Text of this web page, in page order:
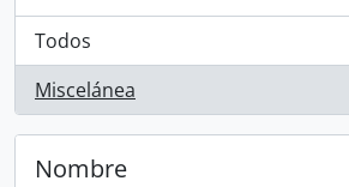
Todos
Miscelánea
, 1 resultados
Nombre